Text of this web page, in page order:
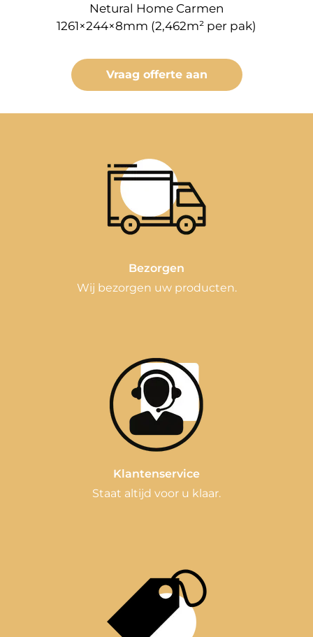
Netural Home Carmen
1261×244×8mm (2,462m² per pak)
Vraag offerte aan
Bezorgen
Wij bezorgen uw producten.
Klantenservice
Staat altijd voor u klaar.